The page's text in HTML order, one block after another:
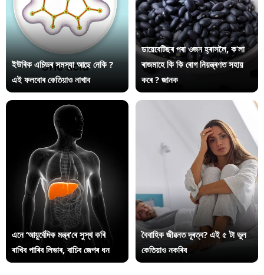
ইউৰিক এচিডৰ সমস্যা আছে নেকি ?
এই ফলবোৰ কেতিয়াও নাখাব
ডায়েবেটিছৰ পৰা ওজন হ্ৰাসলৈ, ক’লা
ৰাজমাহে কি কি ৰোগ নিয়ন্ত্ৰণত সহায়
কৰে ? জানক
এনে ‘আয়ুৰ্বেদিক মন্ত্ৰ’ৰে সুস্থ কৰি
ৰাখিব পাৰিব লিভাৰ, বাচিব জেপৰ ধন
বৈবাহিক জীৱনত দূৰত্ব? এই ৫ টা ভুল
কেতিয়াও নকৰিব